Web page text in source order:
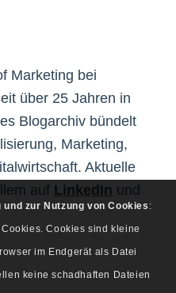
Marketing bei
über 25 Jahren in
Blogarchiv bündelt
Marketing,
Aktuelle
auf LinkedIn und
zur Nutzung von Cookies :
Cookies sind kleine
im Endgerät als Datei
keine schadhaften Dateien